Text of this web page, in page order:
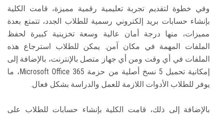
وفي خطوة لتقديم تجربة تعليمية رقمية مميزة، قامت الكلية
بإنشاء حسابات بريد إلكتروني رسمية للطلاب الجدد، تتمتع بعدة
مميزات، منها درجة أمان عالية وسعة تخزينية كبيرة لحفظ
الملفات المهمة في مكان آمن. يمكن للطلاب استرجاع هذه
الملفات في أي وقت ومن أي جهاز متصل بالإنترنت، بالإضافة إلى
إمكانية تحميل 5 نسخ أصلية من حزمة Microsoft Office 365، ما
يوفر للطلاب الأدوات اللازمة للعمل والدراسة بشكل فعال.
بالإضافة إلى ذلك، قامت الكلية بإنشاء حسابات للطلاب على